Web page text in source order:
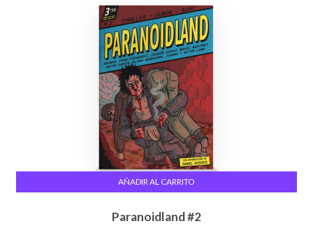
Paranoidland #2
AÑADIR AL CARRITO